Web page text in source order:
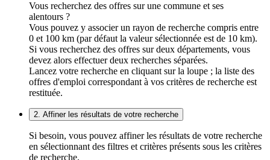
Vous recherchez des offres sur une commune et ses
alentours ?
Vous pouvez y associer un rayon de recherche compris entre
0 et 100 km (par défaut la valeur sélectionnée est de 10 km).
Si vous recherchez des offres sur deux départements, vous
devez alors effectuer deux recherches séparées.
Lancez votre recherche en cliquant sur la loupe ; la liste des
offres d'emploi correspondant à vos critères de recherche est
restituée.
2. Affiner les résultats de votre recherche
Si besoin, vous pouvez affiner les résultats de votre recherche
en sélectionnant des filtres et critères présents sous les critères
de recherche.